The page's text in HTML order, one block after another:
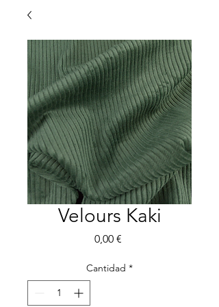
Velours Kaki
0,00 €Precio
Cantidad *